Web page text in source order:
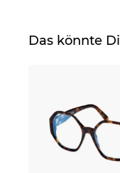
vom Rahmen
hohem
Dazu
brauchst, sind
ermittelt. Mit
Das könnte